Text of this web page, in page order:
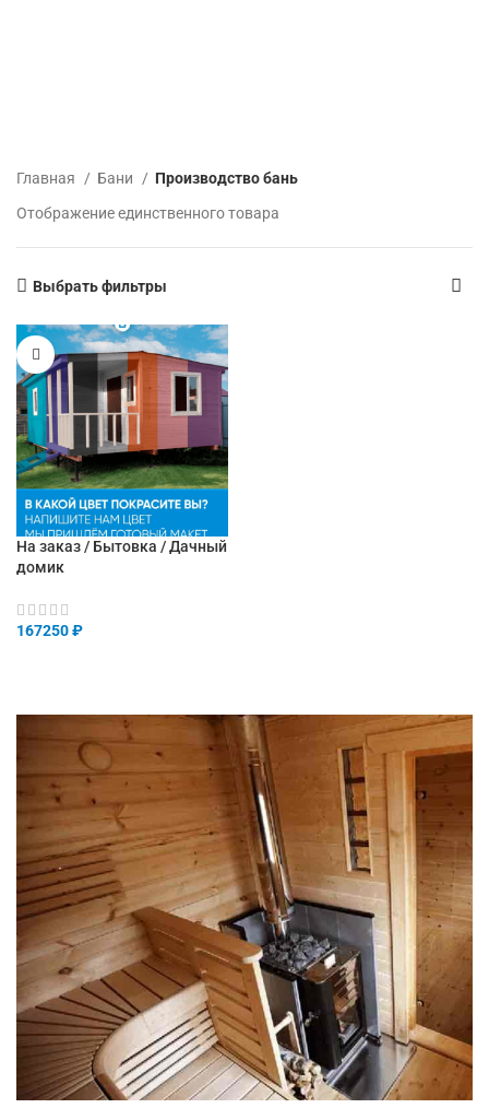
Главная Бани
Производство бань
Отображение единственного товара
Выбрать фильтры
На заказ / Бытовка / Дачный
домик
167250₽